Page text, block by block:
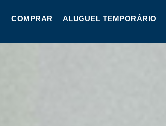
COMPRAR ALUGUEL TEMPORÁRIO